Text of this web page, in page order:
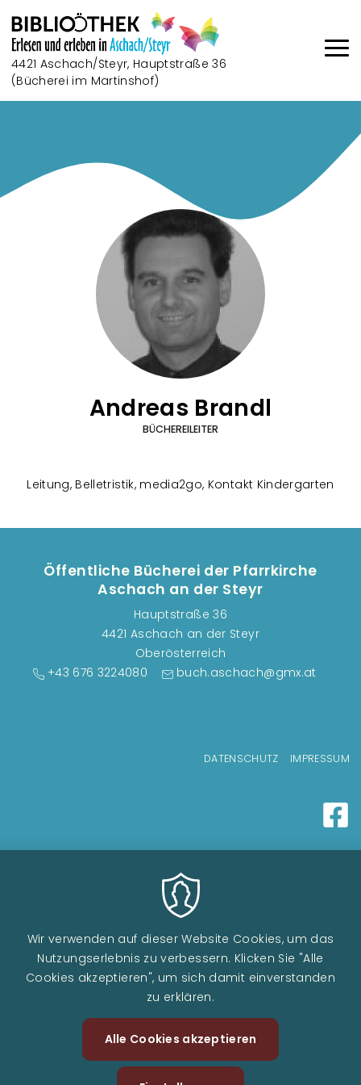
Direkt zum Inhalt
4421 Aschach/Steyr, Hauptstraße 36
(Bücherei im Martinshof)
Andreas Brandl
BÜCHEREILEITER
Leitung, Belletristik, media2go, Kontakt Kindergarten
Öffentliche Bücherei der Pfarrkirche
Aschach an der Steyr
Hauptstraße 36
4421 Aschach an der Steyr
Oberösterreich
+43 676 3224080
buch.aschach@gmx.at
DATENSCHUTZ IMPRESSUM
Wir verwenden auf dieser Website Cookies, um das
Nutzungserlebnis zu verbessern. Klicken Sie "Alle
Cookies akzeptieren", um sich damit einverstanden
zu erklären.
Alle Cookies akzeptieren